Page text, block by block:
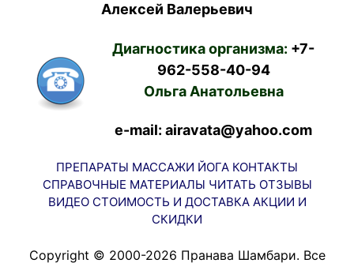
Алексей Валерьевич
Диагностика организма: +7-
962-558-40-94
Ольга Анатольевна
e-mail: airavata@yahoo.com
ПРЕПАРАТЫ МАССАЖИ ЙОГА КОНТАКТЫ
СПРАВОЧНЫЕ МАТЕРИАЛЫ ЧИТАТЬ ОТЗЫВЫ
ВИДЕО СТОИМОСТЬ И ДОСТАВКА АКЦИИ И
СКИДКИ
Copyright © 2000-2026 Пранава Шамбари. Все